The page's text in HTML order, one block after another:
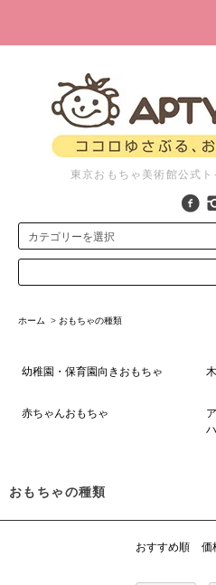
東京おもちゃ美術館公式
ホーム > おもちゃの種類
幼稚園・保育園向きおもちゃ
赤ちゃんおもちゃ
おもちゃの種類
おすすめ順 価